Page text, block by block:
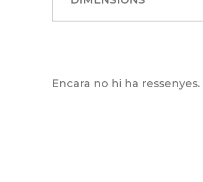
Encara no hi ha ressenyes.